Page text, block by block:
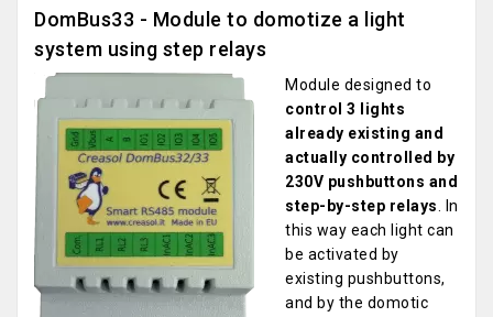
DomBus33 - Module to domotize a light
system using step relays
Module designed to
control 3 lights
already existing and
actually controlled by
230V pushbuttons and
step-by-step relays. In
this way each light can
be activated by
existing pushbuttons,
and by the domotic